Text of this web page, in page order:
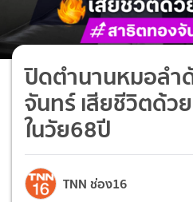
ปิดตำนานหมอลำ
จันทร์ เสียชีวิตด้ว
ในวัย68ปี
TNN ช่อง16